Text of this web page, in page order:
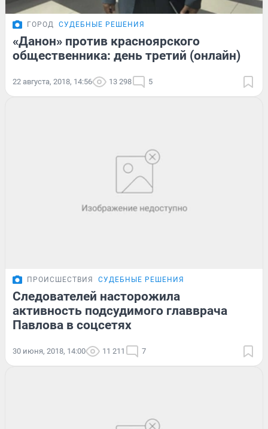
ГОРОД СУДЕБНЫЕ РЕШЕНИЯ
«Данон» против красноярского
общественника: день третий (онлайн)
22 августа, 2018, 14:56 13 298 5
ПРОИСШЕСТВИЯ СУДЕБНЫЕ РЕШЕНИЯ
Следователей насторожила
активность подсудимого главврача
Павлова в соцсетях
30 июня, 2018, 14:00 11 211 7